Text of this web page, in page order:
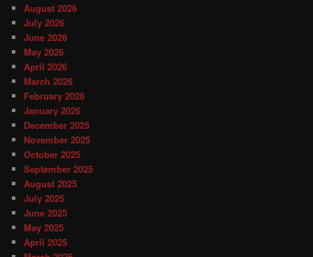
August 2026
July 2026
June 2026
May 2026
April 2026
March 2026
February 2026
January 2026
December 2025
November 2025
October 2025
September 2025
August 2025
July 2025
June 2025
May 2025
April 2025